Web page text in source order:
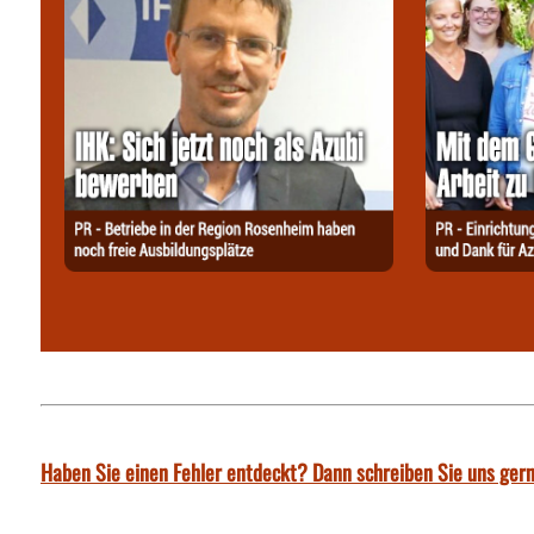
Haben Sie einen Fehler entdeckt? Dann schreiben Sie uns